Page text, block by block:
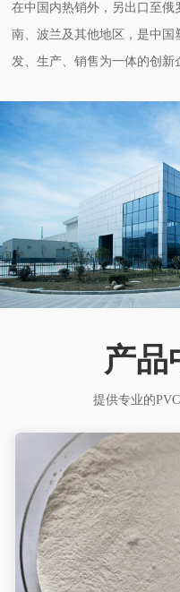
在中国内热销外，另出口至俄
南、波兰及其他地区，是中国
发、生产、销售为一体的创新
产品
提供专业的